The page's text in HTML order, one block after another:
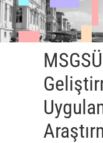
Skip
to
content